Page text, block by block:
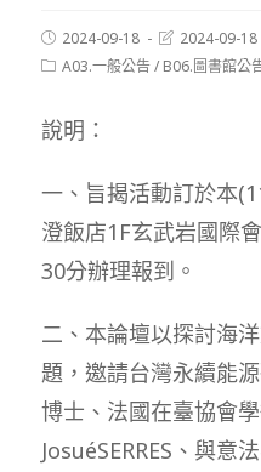
Post
published:
2024-09-18
Post
modified:
2024-09-18
PostA03.一般公告/ B06.圖書館公
說明：
一、旨揭活動訂於本
澄飯店1F玄武岩國際
30分辦理報到。
二、本論壇以探討海
題，邀請台灣永續能
博士、法國在臺協會
JosuéSERRES、與意